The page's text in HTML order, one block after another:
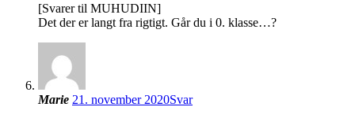
[Svarer til MUHUDIIN]
Det der er langt fra rigtigt. Går du i 0. klasse…?
Marie 21. november 2020Svar